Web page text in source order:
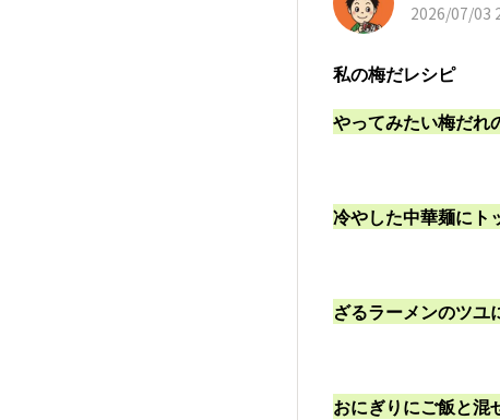
2026/07/03
私の梅だレシピ
やってみたい梅だれ
冷やした中華麺にト
ざるラーメンのツユ
おにぎりにご飯と混